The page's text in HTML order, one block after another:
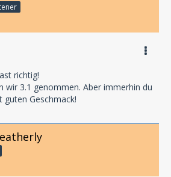
richtig!
wir 3.1 genommen. Aber immerhin du
Geschmack!